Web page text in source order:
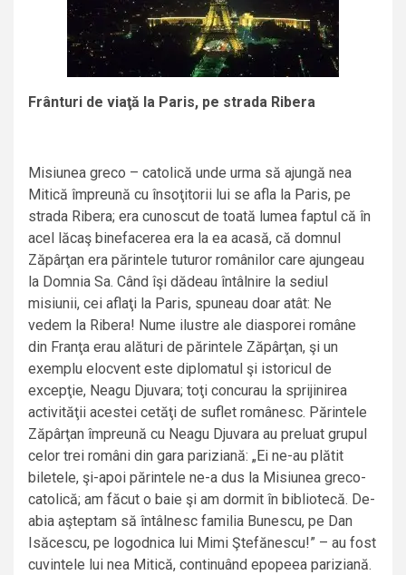
Frânturi de viaţă la Paris, pe strada Ribera
Misiunea greco – catolică unde urma să ajungă nea
Mitică împreună cu însoţitorii lui se afla la Paris, pe
strada Ribera; era cunoscut de toată lumea faptul că în
acel lăcaş binefacerea era la ea acasă, că domnul
Zăpârţan era părintele tuturor românilor care ajungeau
la Domnia Sa. Când îşi dădeau întâlnire la sediul
misiunii, cei aflaţi la Paris, spuneau doar atât: Ne
vedem la Ribera! Nume ilustre ale diasporei române
din Franţa erau alături de părintele Zăpârţan, şi un
exemplu elocvent este diplomatul şi istoricul de
excepţie, Neagu Djuvara; toţi concurau la sprijinirea
activităţii acestei cetăţi de suflet românesc. Părintele
Zăpârţan împreună cu Neagu Djuvara au preluat grupul
celor trei români din gara pariziană: „Ei ne-au plătit
biletele, şi-apoi părintele ne-a dus la Misiunea greco-
catolică; am făcut o baie şi am dormit în bibliotecă. De-
abia aşteptam să întâlnesc familia Bunescu, pe Dan
Isăcescu, pe logodnica lui Mimi Ştefănescu!” – au fost
cuvintele lui nea Mitică, continuând epopeea pariziană.